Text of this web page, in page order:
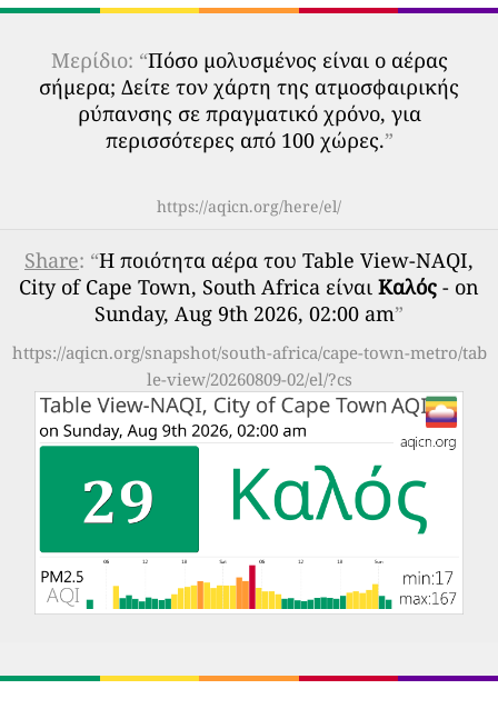
Μερίδιο: “Πόσο μολυσμένος είναι ο αέρας
σήμερα; Δείτε τον χάρτη της ατμοσφαιρικής
ρύπανσης σε πραγματικό χρόνο, για
περισσότερες από 100 χώρες.”
https://aqicn.org/here/el/
Share: “Η ποιότητα αέρα του Table View-NAQI,
City of Cape Town, South Africa είναι Καλός - on
Sunday, Aug 9th 2026, 02:00 am”
https://aqicn.org/snapshot/south-africa/cape-town-metro/tab
le-view/20260809-02/el/?cs